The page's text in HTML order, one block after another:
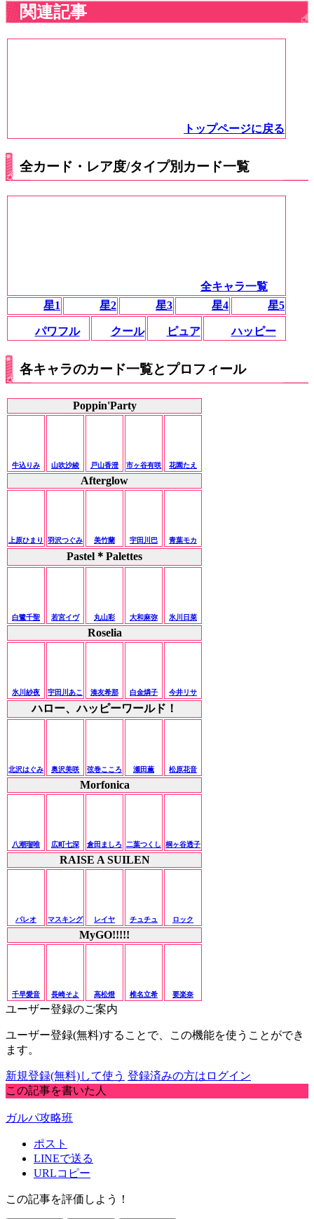
関連記事
トップページに戻る
全カード・レア度/タイプ別カード一覧
全キャラ一覧
星1
星2 星3 星4 星5
パワフル クール ピュア ハッピー
各キャラのカード一覧とプロフィール
Poppin'Party
牛込りみ 山吹沙綾 戸山香澄 市ヶ谷有咲 花園たえ
Afterglow
上原ひまり 羽沢つぐみ 美竹蘭 宇田川巴 青葉モカ
Pastel＊Palettes
白鷺千聖 若宮イヴ 丸山彩 大和麻弥 氷川日菜
Roselia
氷川紗夜 宇田川あこ 湊友希那 白金燐子 今井リサ
ハロー、ハッピーワールド！
北沢はぐみ 奥沢美咲 弦巻こころ 瀬田薫 松原花音
Morfonica
八潮瑠唯 広町七深 倉田ましろ 二葉つくし 桐ヶ谷透子
RAISE A SUILEN
パレオ マスキング レイヤ チュチュ ロック
MyGO!!!!!
千早愛音 長崎そよ 高松燈 椎名立希 要楽奈
ユーザー登録のご案内
ユーザー登録(無料)することで、この機能を使うことができ
ます。
新規登録(無料)して使う 登録済みの方はログイン
この記事を書いた人
ガルパ攻略班
ポスト
LINEで送る
URLコピー
この記事を評価しよう！